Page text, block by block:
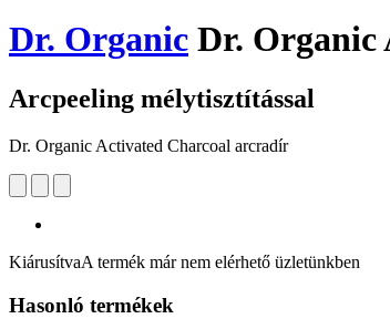
Dr. Organic Dr. Organic
Arcpeeling mélytisztítással
Dr. Organic Activated Charcoal arcradír
KiárusítvaA termék már nem elérhető üzletünkben
Hasonló termékek